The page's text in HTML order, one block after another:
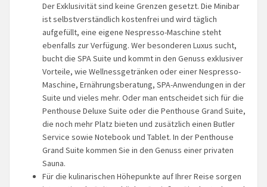
Der Exklusivität sind keine Grenzen gesetzt. Die Minibar
ist selbstverständlich kostenfrei und wird täglich
aufgefüllt, eine eigene Nespresso-Maschine steht
ebenfalls zur Verfügung. Wer besonderen Luxus sucht,
bucht die SPA Suite und kommt in den Genuss exklusiver
Vorteile, wie Wellnessgetränken oder einer Nespresso-
Maschine, Ernährungsberatung, SPA-Anwendungen in der
Suite und vieles mehr. Oder man entscheidet sich für die
Penthouse Deluxe Suite oder die Penthouse Grand Suite,
die noch mehr Platz bieten und zusätzlich einen Butler
Service sowie Notebook und Tablet. In der Penthouse
Grand Suite kommen Sie in den Genuss einer privaten
Sauna.
Für die kulinarischen Höhepunkte auf Ihrer Reise sorgen